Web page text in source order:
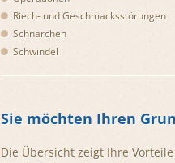
Riech- und Geschmacksstörungen
Schnarchen
Schwindel
Sie möchten Ihren
Die Übersicht zeigt Ihre